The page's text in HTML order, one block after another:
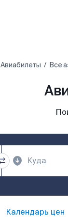
Авиабилеты Все
Календарь цен